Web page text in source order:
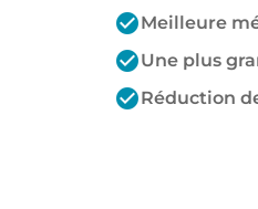
check_circleMeilleure
check_circleUne plus
check_circleRéduction